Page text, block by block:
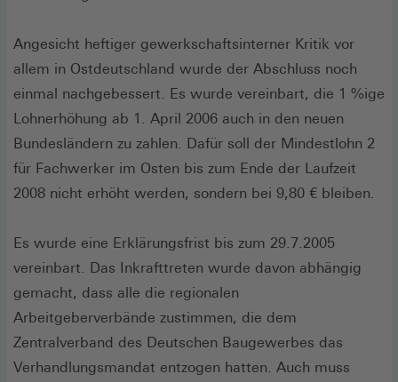
Angesicht heftiger gewerkschaftsinterner Kritik vor
allem in Ostdeutschland wurde der Abschluss noch
einmal nachgebessert. Es wurde vereinbart, die 1 %ige
Lohnerhöhung ab 1. April 2006 auch in den neuen
Bundesländern zu zahlen. Dafür soll der Mindestlohn 2
für Fachwerker im Osten bis zum Ende der Laufzeit
2008 nicht erhöht werden, sondern bei 9,80 € bleiben.
Es wurde eine Erklärungsfrist bis zum 29.7.2005
vereinbart. Das Inkrafttreten wurde davon abhängig
gemacht, dass alle die regionalen
Arbeitgeberverbände zustimmen, die dem
Zentralverband des Deutschen Baugewerbes das
Verhandlungsmandat entzogen hatten. Auch muss